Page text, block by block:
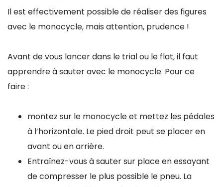
Il est effectivement possible de réaliser des figures
avec le monocycle, mais attention, prudence !
Avant de vous lancer dans le trial ou le flat, il faut
apprendre à sauter avec le monocycle. Pour ce
faire :
montez sur le monocycle et mettez les pédales
à l’horizontale. Le pied droit peut se placer en
avant ou en arrière.
Entraînez-vous à sauter sur place en essayant
de compresser le plus possible le pneu. La